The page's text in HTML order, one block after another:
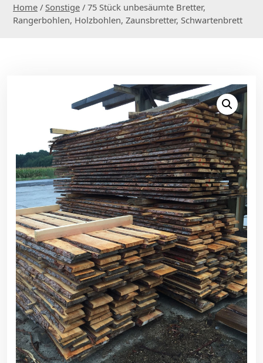
Home / Sonstige / 75 Stück unbesäumte Bretter,
Rangerbohlen, Holzbohlen, Zaunsbretter, Schwartenbrett